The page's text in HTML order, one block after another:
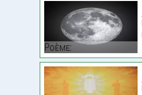
Poème: